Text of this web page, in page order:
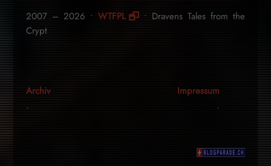
2007 – 2026 •WTFPL
• Dravens Tales from the
Crypt
Archiv
Impressum
.
.